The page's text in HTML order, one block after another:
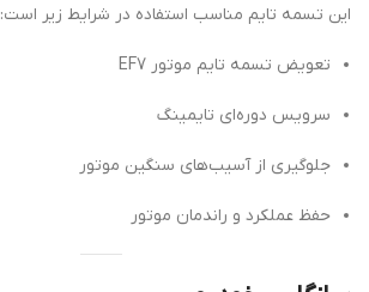
این تسمه تایم مناسب استفاده در شرایط زیر است:
تعویض تسمه تایم موتور EF7
سرویس دوره‌ای تایمینگ
جلوگیری از آسیب‌های سنگین موتور
حفظ عملکرد و راندمان موتور